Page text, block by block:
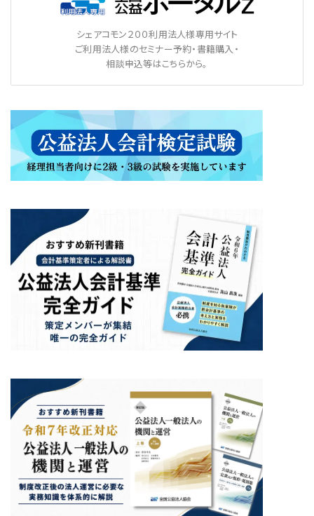
シェアコモン２００利用法人様専用サイト
ご利用法人様のセミナー予約・書籍購入・
相談申込等はこちらから。